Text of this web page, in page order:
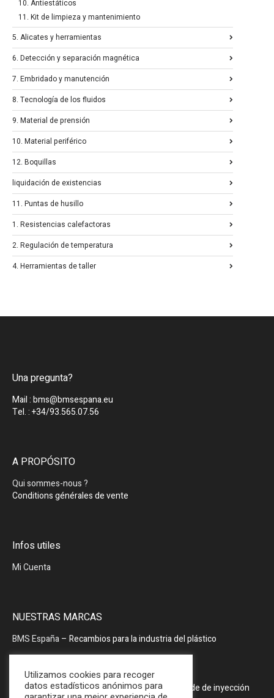
10. Antiestáticos
11. Kit de limpieza y mantenimiento
5. Alicates y herramientas
6. Detección y separación magnética
7. Embridado y manutención
8. Tecnología de los fluidos
9. Material de prensión
10. Material periférico
12. Boquillas
liquidación de existencias
11. Puntas de husillo
1. Resistencias calefactoras
2. Regulación de temperatura
4. Herramientas de taller
Una pregunta?
Mail : bms@bmsespana.eu
Tel. : +34/93.565.07.56
A PROPÓSITO
Qui sommes-nous ?
Conditions générales de vente
Infos utiles
Mi Cuenta
NUESTRAS MARCAS
BMS España– Recambios para la industria del plástico
PRODOPTIM– Mesa de mantenimiento de molde de inyección
Utilizamos cookies para recoger
datos estadísticos anónimos para